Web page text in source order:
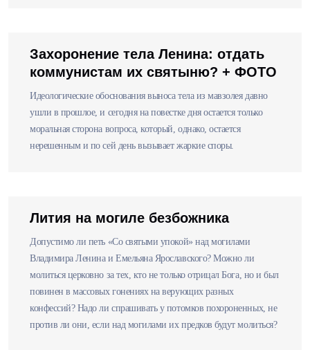
Захоронение тела Ленина: отдать
коммунистам их святыню? + ФОТО
Идеологические обоснования выноса тела из мавзолея давно
ушли в прошлое, и сегодня на повестке дня остается только
моральная сторона вопроса, который, однако, остается
нерешенным и по сей день вызывает жаркие споры.
Лития на могиле безбожника
Допустимо ли петь «Со святыми упокой» над могилами
Владимира Ленина и Емельяна Ярославского? Можно ли
молиться церковно за тех, кто не только отрицал Бога, но и был
повинен в массовых гонениях на верующих разных
конфессий? Надо ли спрашивать у потомков похороненных, не
против ли они, если над могилами их предков будут молиться?